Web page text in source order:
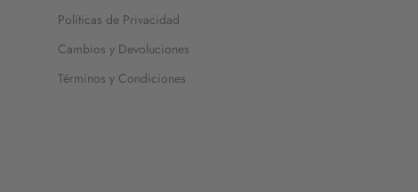
Políticas de Privacidad
Cambios y Devoluciones
Términos y Condiciones